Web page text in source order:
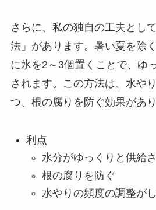
さらに、私の独自の工夫とし
法」があります。暑い夏を除
に氷を2～3個置くことで、ゆ
されます。この方法は、水や
つ、根の腐りを防ぐ効果があり
利点
水分がゆっくりと供給
根の腐りを防ぐ
水やりの頻度の調整が